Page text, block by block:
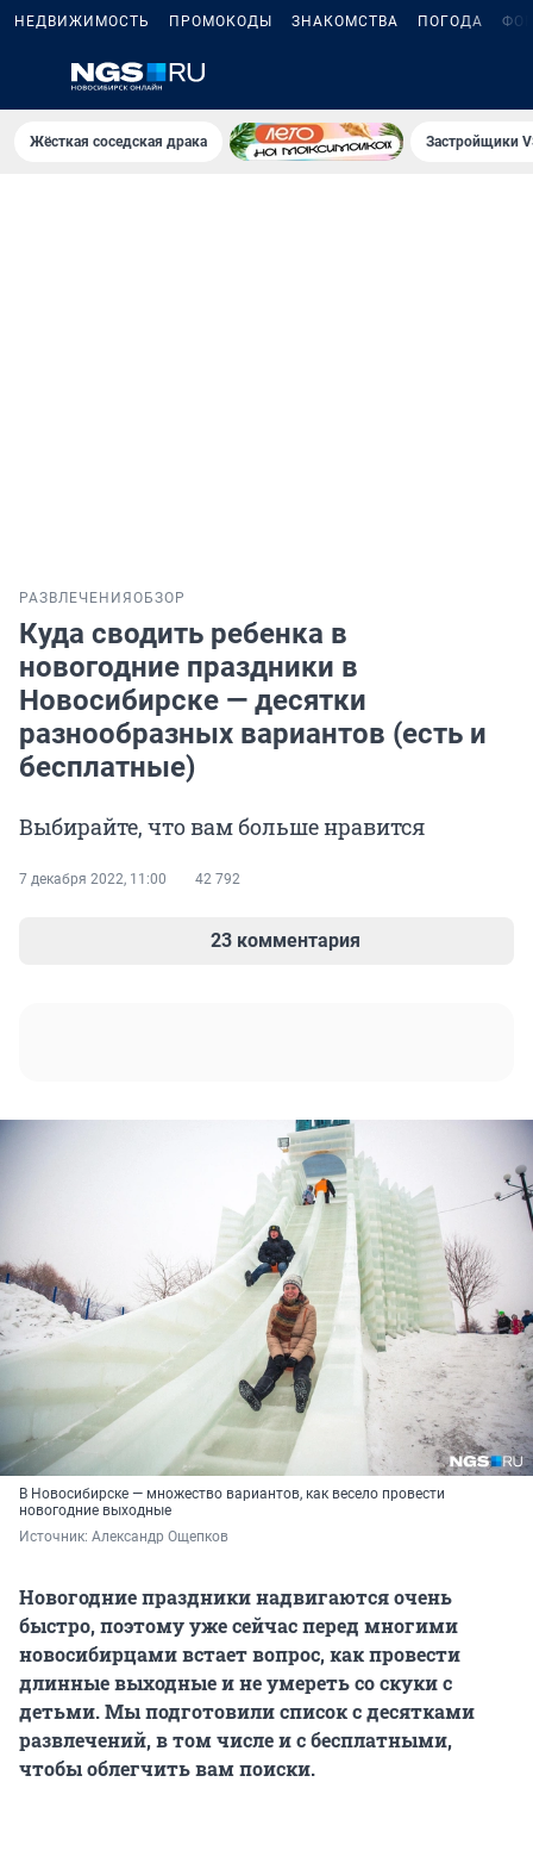
НЕДВИЖИМОСТЬ ПРОМОКОДЫ ЗНАКОМСТВА ПОГОДА
Жёсткая соседская драка Застройщики
РАЗВЛЕЧЕНИЯ ОБЗОР
Куда сводить ребенка в
новогодние праздники в
Новосибирске — десятки
разнообразных вариантов (есть и
бесплатные)
Выбирайте, что вам больше нравится
7 декабря 2022, 11:00 42 792
23 комментария
В Новосибирске — множество вариантов, как весело провести
новогодние выходные
Источник: Александр Ощепков
Новогодние праздники надвигаются очень
быстро, поэтому уже сейчас перед многими
новосибирцами встает вопрос, как провести
длинные выходные и не умереть со скуки с
детьми. Мы подготовили список с десятками
развлечений, в том числе и с бесплатными,
чтобы облегчить вам поиски.